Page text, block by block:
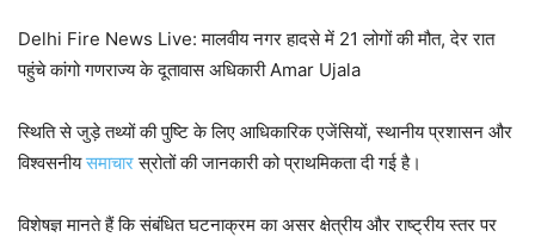
Delhi Fire News Live: मालवीय नगर हादसे में 21 लोगों की मौत, देर रात
पहुंचे कांगो गणराज्य के दूतावास अधिकारी Amar Ujala
स्थिति से जुड़े तथ्यों की पुष्टि के लिए आधिकारिक एजेंसियों, स्थानीय प्रशासन और
विश्वसनीयसमाचारस्रोतों की जानकारी को प्राथमिकता दी गई है।
विशेषज्ञ मानते हैं कि संबंधित घटनाक्रम का असर क्षेत्रीय और राष्ट्रीय स्तर पर